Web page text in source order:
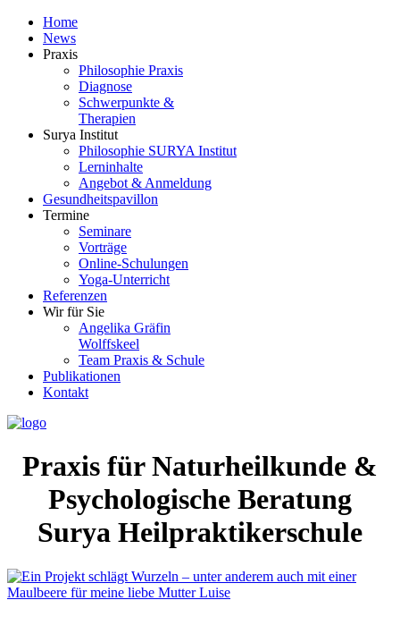
Home
News
Praxis
Philosophie Praxis
Diagnose
Schwerpunkte &
Therapien
Surya Institut
Philosophie SURYA Institut
Lerninhalte
Angebot & Anmeldung
Gesundheitspavillon
Termine
Seminare
Vorträge
Online-Schulungen
Yoga-Unterricht
Referenzen
Wir für Sie
Angelika Gräfin
Wolffskeel
Team Praxis & Schule
Publikationen
Kontakt
Praxis für Naturheilkunde &
Psychologische Beratung
Surya Heilpraktikerschule